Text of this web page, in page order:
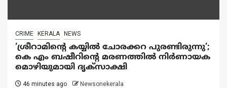
CRIME KERALA NEWS
‘ശ്രീറാമിന്റെ കയ്യിൽ ചോരക്കറ പുരണ്ടിരുന്നു’;
കെ എം ബഷീറിന്റെ മരണത്തിൽ നിർണായക
മൊഴിയുമായി ദൃക്‌സാക്ഷി
46 minutes ago Newsonekerala